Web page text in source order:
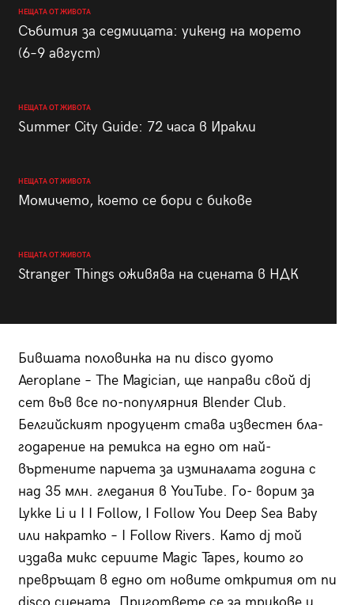
НЕЩАТА ОТ ЖИВОТА
Събития за седмицата: уикенд на морето
(6–9 август)
НЕЩАТА ОТ ЖИВОТА
Summer City Guide: 72 часа в Иракли
НЕЩАТА ОТ ЖИВОТА
Момичето, което се бори с бикове
НЕЩАТА ОТ ЖИВОТА
Stranger Things оживява на сцената в НДК
Бившата половинка на nu disco дуото
Aeroplane – The Magician, ще направи свой dj
сет във все по-популярния Blender Club.
Белгийският продуцент става известен бла-
годарение на ремикса на едно от най-
въртените парчета за изминалата година с
над 35 млн. гледания в YouTube. Го- ворим за
Lykke Li и I I Follow, I Follow You Deep Sea Baby
или накратко – I Follow Rivers. Като dj той
издава микс сериите Magic Tapes, които го
превръщат в едно от новите открития от nu